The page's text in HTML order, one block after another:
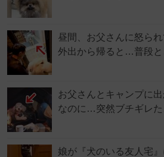
昼間、お父さんに怒ら
外出から帰ると…普段
お父さんとキャンプに
なのに…突然ブチギレ
娘が『犬のいる友人宅